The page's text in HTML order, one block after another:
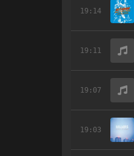
19:14
19:11
19:07
19:03